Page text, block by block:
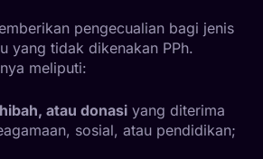
pengecualian bagi jenis
yang tidak dikenakan PPh.
meliputi:
atau donasi yang diterima
sosial, atau pendidikan;